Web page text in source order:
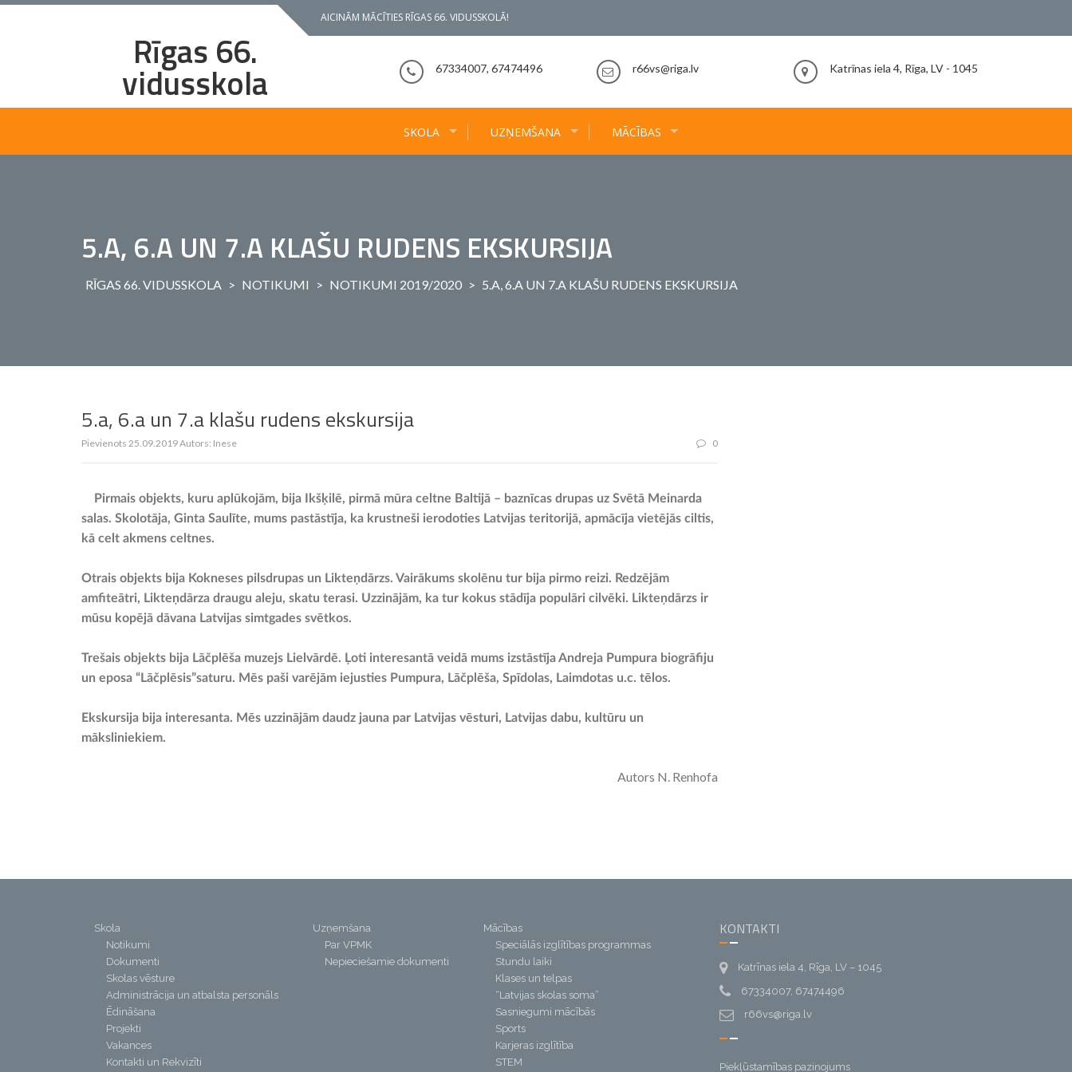
Skip
AICINĀM MĀCĪTIES RĪGAS 66. VIDUSSKOLĀ!
Rīgas 66.
vidusskola 67334007, 67474496 r66vs@riga.lv Katrīnas iela 4, Rīga, LV - 1045
SKOLA UZŅEMŠANA MĀCĪBAS
5.A, 6.A UN 7.A KLAŠU RUDENS EKSKURSIJA
RĪGAS 66. VIDUSSKOLA > NOTIKUMI > NOTIKUMI 2019/2020 > 5.A, 6.A UN 7.A KLAŠU RUDENS EKSKURSIJA
5.a, 6.a un 7.a klašu rudens ekskursija
Pievienots 25.09.2019Autors: Inese 0
Pirmais objekts, kuru aplūkojām, bija Ikšķilē, pirmā mūra celtne Baltijā – baznīcas drupas uz Svētā Meinarda
salas. Skolotāja, Ginta Saulīte, mums pastāstīja, ka krustneši ierodoties Latvijas teritorijā, apmācīja vietējās ciltis,
kā celt akmens celtnes.
Otrais objekts bija Kokneses pilsdrupas un Likteņdārzs. Vairākums skolēnu tur bija pirmo reizi. Redzējām
amfiteātri, Likteņdārza draugu aleju, skatu terasi. Uzzinājām, ka tur kokus stādīja populāri cilvēki. Likteņdārzs ir
mūsu kopējā dāvana Latvijas simtgades svētkos.
Trešais objekts bija Lāčplēša muzejs Lielvārdē. Ļoti interesantā veidā mums izstāstīja Andreja Pumpura biogrāfiju
un eposa “Lāčplēsis”saturu. Mēs paši varējām iejusties Pumpura, Lāčplēša, Spīdolas, Laimdotas u.c. tēlos.
Ekskursija bija interesanta. Mēs uzzinājām daudz jauna par Latvijas vēsturi, Latvijas dabu, kultūru un
māksliniekiem.
Autors N. Renhofa
Skola
Notikumi
Dokumenti
Skolas vēsture
Administrācija un atbalsta personāls
Ēdināšana
Projekti
Vakances
Kontakti un Rekvizīti
Uzņemšana
Par VPMK
Nepieciešamie dokumenti
Mācības
Speciālās izglītības programmas
Stundu laiki
Klases un telpas
“Latvijas skolas soma”
Sasniegumi mācībās
Sports
Karjeras izglītība
STEM
KONTAKTI
Katrīnas iela 4, Rīga, LV – 1045
67334007, 67474496
r66vs@riga.lv
Piekļūstamības paziņojums